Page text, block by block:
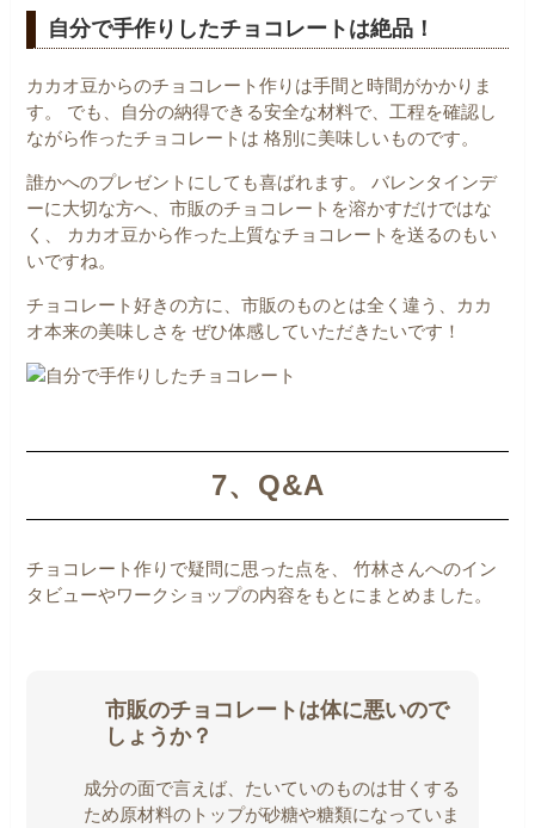
自分で手作りしたチョコレートは絶品！
カカオ豆からのチョコレート作りは手間と時間がかかりま
す。
でも、自分の納得できる安全な材料で、工程を確認し
ながら作ったチョコレートは 格別に美味しいものです。
誰かへのプレゼントにしても喜ばれます。
バレンタインデ
ーに大切な方へ、市販のチョコレートを溶かすだけではな
く、
カカオ豆から作った上質なチョコレートを送るのもい
いですね。
チョコレート好きの方に、市販のものとは全く違う、カカ
オ本来の美味しさを ぜひ体感していただきたいです！
7、Q&A
チョコレート作りで疑問に思った点を、
竹林さんへのイン
タビューやワークショップの内容をもとにまとめました。
市販のチョコレートは体に悪いので
しょうか？
成分の面で言えば、たいていのものは甘くする
ため原材料のトップが砂糖や糖類になっていま